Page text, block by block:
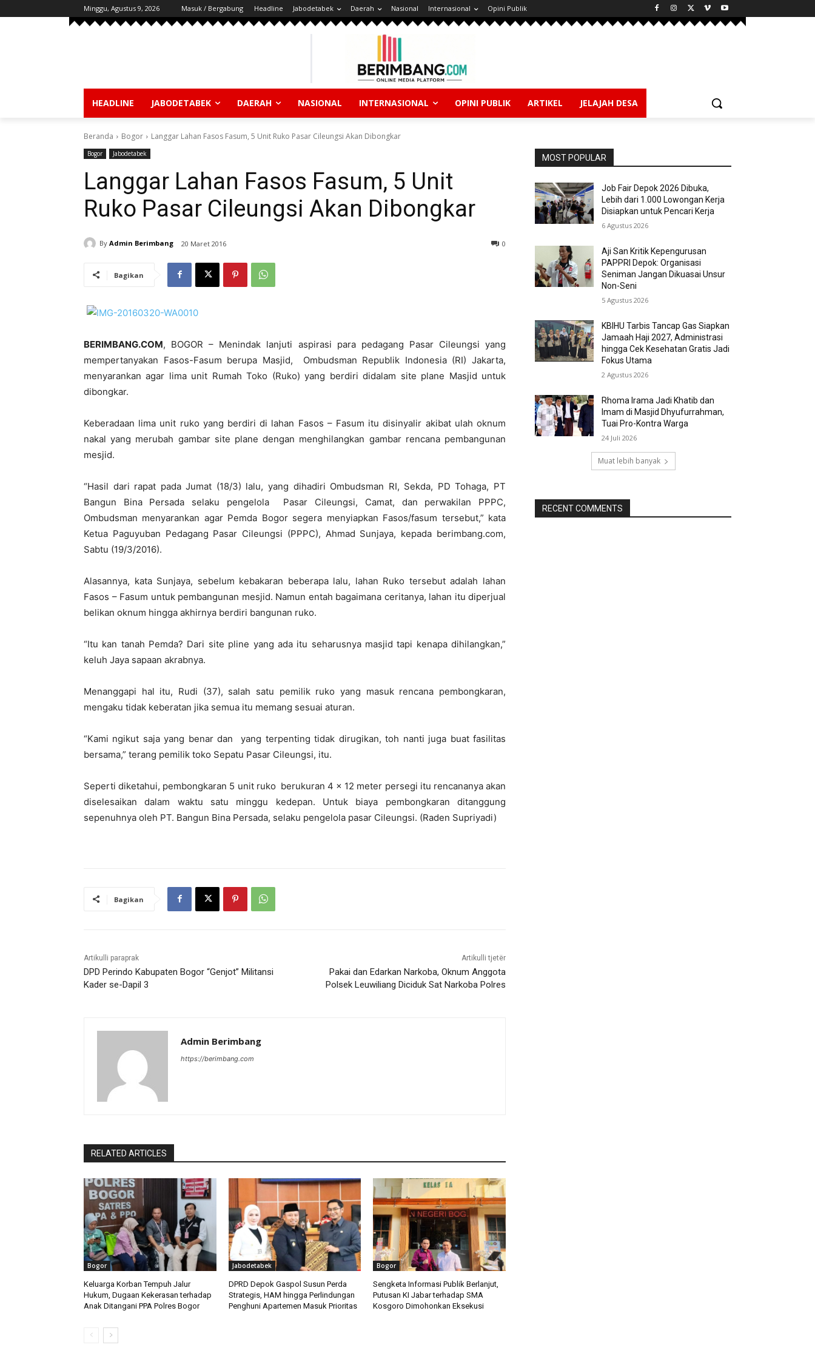
Minggu, Agustus 9, 2026 Masuk / Bergabung Headline Jabodetabek Daerah Nasional Internasional Opini Publik
HEADLINE JABODETABEK DAERAH NASIONAL INTERNASIONAL OPINI PUBLIK ARTIKEL JELAJAH DESA
Beranda Bogor Langgar Lahan Fasos Fasum, 5 Unit Ruko Pasar Cileungsi Akan Dibongkar
Bogor Jabodetabek
Langgar Lahan Fasos Fasum, 5 Unit
Ruko Pasar Cileungsi Akan Dibongkar
By Admin Berimbang 20 Maret 2016 0
Bagikan
BERIMBANG.COM, BOGOR – Menindak lanjuti aspirasi para pedagang Pasar Cileungsi yang
mempertanyakan Fasos-Fasum berupa Masjid, Ombudsman Republik Indonesia (RI) Jakarta,
menyarankan agar lima unit Rumah Toko (Ruko) yang berdiri didalam site plane Masjid untuk
dibongkar.
Keberadaan lima unit ruko yang berdiri di lahan Fasos – Fasum itu disinyalir akibat ulah oknum
nakal yang merubah gambar site plane dengan menghilangkan gambar rencana pembangunan
mesjid.
“Hasil dari rapat pada Jumat (18/3) lalu, yang dihadiri Ombudsman RI, Sekda, PD Tohaga, PT
Bangun Bina Persada selaku pengelola Pasar Cileungsi, Camat, dan perwakilan PPPC,
Ombudsman menyarankan agar Pemda Bogor segera menyiapkan Fasos/fasum tersebut,” kata
Ketua Paguyuban Pedagang Pasar Cileungsi (PPPC), Ahmad Sunjaya, kepada berimbang.com,
Sabtu (19/3/2016).
Alasannya, kata Sunjaya, sebelum kebakaran beberapa lalu, lahan Ruko tersebut adalah lahan
Fasos – Fasum untuk pembangunan mesjid. Namun entah bagaimana ceritanya, lahan itu diperjual
belikan oknum hingga akhirnya berdiri bangunan ruko.
“Itu kan tanah Pemda? Dari site pline yang ada itu seharusnya masjid tapi kenapa dihilangkan,”
keluh Jaya sapaan akrabnya.
Menanggapi hal itu, Rudi (37), salah satu pemilik ruko yang masuk rencana pembongkaran,
mengaku tidak keberatan jika semua itu memang sesuai aturan.
“Kami ngikut saja yang benar dan yang terpenting tidak dirugikan, toh nanti juga buat fasilitas
bersama,” terang pemilik toko Sepatu Pasar Cileungsi, itu.
Seperti diketahui, pembongkaran 5 unit ruko berukuran 4 x 12 meter persegi itu rencananya akan
diselesaikan dalam waktu satu minggu kedepan. Untuk biaya pembongkaran ditanggung
sepenuhnya oleh PT. Bangun Bina Persada, selaku pengelola pasar Cileungsi. (Raden Supriyadi)
Bagikan
Artikulli paraprak
DPD Perindo Kabupaten Bogor “Genjot” Militansi
Kader se-Dapil 3
Artikulli tjetër
Pakai dan Edarkan Narkoba, Oknum Anggota
Polsek Leuwiliang Diciduk Sat Narkoba Polres
Admin Berimbang
https://berimbang.com
RELATED ARTICLES
Bogor
Keluarga Korban Tempuh Jalur
Hukum, Dugaan Kekerasan terhadap
Anak Ditangani PPA Polres Bogor
Jabodetabek
DPRD Depok Gaspol Susun Perda
Strategis, HAM hingga Perlindungan
Penghuni Apartemen Masuk Prioritas
Bogor
Sengketa Informasi Publik Berlanjut,
Putusan KI Jabar terhadap SMA
Kosgoro Dimohonkan Eksekusi
MOST POPULAR
Job Fair Depok 2026 Dibuka,
Lebih dari 1.000 Lowongan Kerja
Disiapkan untuk Pencari Kerja
6 Agustus 2026
Aji San Kritik Kepengurusan
PAPPRI Depok: Organisasi
Seniman Jangan Dikuasai Unsur
Non-Seni
5 Agustus 2026
KBIHU Tarbis Tancap Gas Siapkan
Jamaah Haji 2027, Administrasi
hingga Cek Kesehatan Gratis Jadi
Fokus Utama
2 Agustus 2026
Rhoma Irama Jadi Khatib dan
Imam di Masjid Dhyufurrahman,
Tuai Pro-Kontra Warga
24 Juli 2026
Muat lebih banyak
RECENT COMMENTS